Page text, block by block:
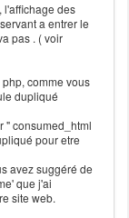
l'affichage des
a entrer le
pas . ( voir
comme vous
dupliqué
" consumed_html
pour etre
avez suggéré de
que j'ai
site web.